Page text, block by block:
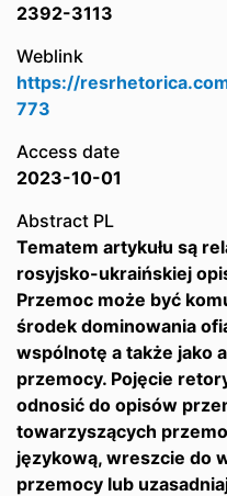
2392-3113
Weblink
https://
773
Access date
2023-10-01
Abstract PL
Tematem artykułu są
rosyjsko-ukraińskiej
Przemoc może być
środek dominowania
wspólnotę a także jako
przemocy. Pojęcie
odnosić do opisów
towarzyszących
językową, wreszcie do
przemocy lub